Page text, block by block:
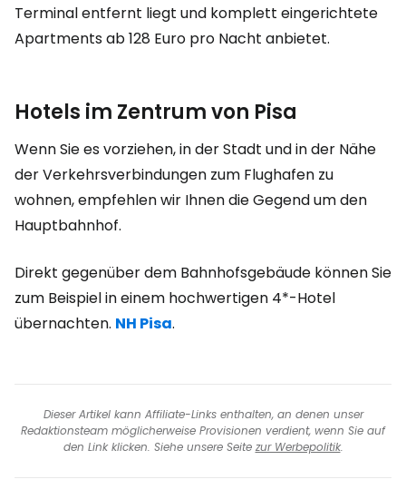
Terminal entfernt liegt und komplett eingerichtete
Apartments ab 128 Euro pro Nacht anbietet.
Hotels im Zentrum von Pisa
Wenn Sie es vorziehen, in der Stadt und in der Nähe
der Verkehrsverbindungen zum Flughafen zu
wohnen, empfehlen wir Ihnen die Gegend um den
Hauptbahnhof.
Direkt gegenüber dem Bahnhofsgebäude können Sie
zum Beispiel in einem hochwertigen 4*-Hotel
übernachten. NH Pisa.
Dieser Artikel kann Affiliate-Links enthalten, an denen unser
Redaktionsteam möglicherweise Provisionen verdient, wenn Sie auf
den Link klicken. Siehe unsere Seite zur Werbepolitik.